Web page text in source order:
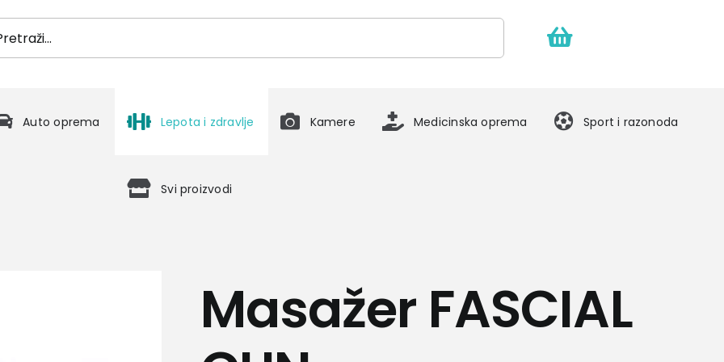
Auto oprema Lepota i zdravlje Kamere Medicinska oprema Sport i razonoda
Svi proizvodi
Masažer FASCIAL